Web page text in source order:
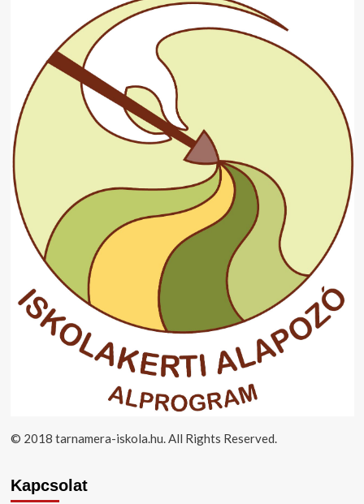
© 2018 tarnamera-iskola.hu. All Rights Reserved.
Kapcsolat